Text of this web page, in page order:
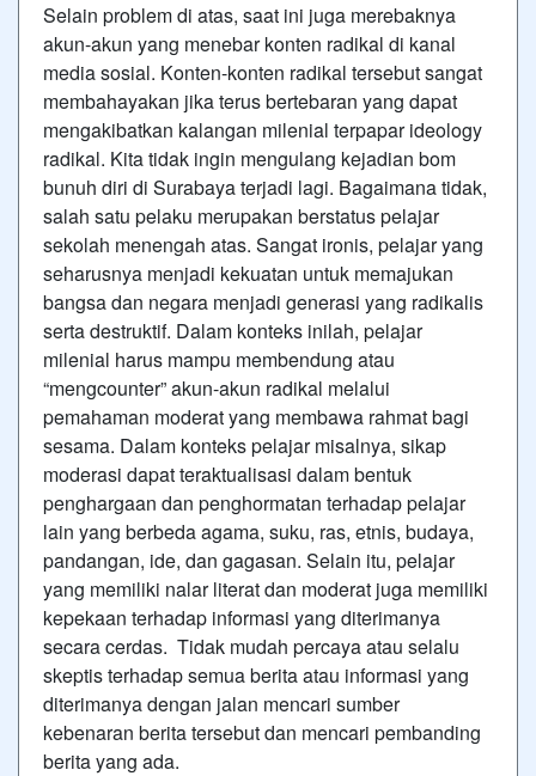
Selain problem di atas, saat ini juga merebaknya
akun-akun yang menebar konten radikal di kanal
media sosial. Konten-konten radikal tersebut sangat
membahayakan jika terus bertebaran yang dapat
mengakibatkan kalangan milenial terpapar ideology
radikal. Kita tidak ingin mengulang kejadian bom
bunuh diri di Surabaya terjadi lagi. Bagaimana tidak,
salah satu pelaku merupakan berstatus pelajar
sekolah menengah atas. Sangat ironis, pelajar yang
seharusnya menjadi kekuatan untuk memajukan
bangsa dan negara menjadi generasi yang radikalis
serta destruktif. Dalam konteks inilah, pelajar
milenial harus mampu membendung atau
“mengcounter” akun-akun radikal melalui
pemahaman moderat yang membawa rahmat bagi
sesama. Dalam konteks pelajar misalnya, sikap
moderasi dapat teraktualisasi dalam bentuk
penghargaan dan penghormatan terhadap pelajar
lain yang berbeda agama, suku, ras, etnis, budaya,
pandangan, ide, dan gagasan. Selain itu, pelajar
yang memiliki nalar literat dan moderat juga memiliki
kepekaan terhadap informasi yang diterimanya
secara cerdas. Tidak mudah percaya atau selalu
skeptis terhadap semua berita atau informasi yang
diterimanya dengan jalan mencari sumber
kebenaran berita tersebut dan mencari pembanding
berita yang ada.